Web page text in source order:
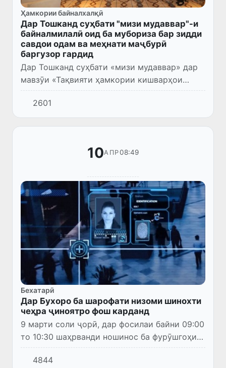
Ҳамкории байналхалқӣ
Дар Тошканд суҳбати "мизи мудаввар"-и
байналмилалӣ оид ба мубориза бар зидди
савдои одам ва меҳнати маҷбурӣ
баргузор гардид
Дар Тошканд суҳбати «мизи мудаввар» дар
мавзӯи «Тақвияти ҳамкории кишварҳои
Осиёи Марказӣ дар мубориза бар зидди
савдои одам ва меҳнати иҷборӣ» баргузор
гардид, ки аз ҷониби Марказ...
2601
10АПР08:49
Бехатарӣ
Дар Бухоро ба шарофати низоми шинохти
чеҳра ҷиноятро фош карданд
9 марти соли ҷорӣ, дар фосилаи байни 09:00
то 10:30 шаҳрванди ношинос ба фурӯшгоҳи
заргарии тиллоӣ воқеъ дар ошёнаи дуюми
маҷмааи савдои «Корзинка»-и шаҳри
4844